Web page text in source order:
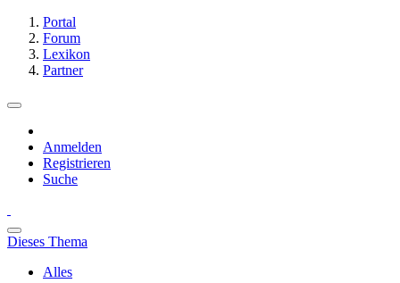
Portal
Forum
Lexikon
Partner
Anmelden
Registrieren
Suche
Dieses Thema
Alles